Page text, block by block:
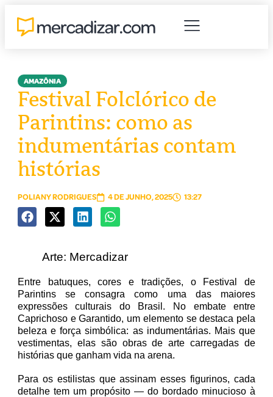
AMAZÔNIA
Festival Folclórico de
Parintins: como as
indumentárias contam
histórias
POLIANY RODRIGUES 4 DE JUNHO, 2025 13:27
Arte: Mercadizar
Entre batuques, cores e tradições, o Festival de
Parintins se consagra como uma das maiores
expressões culturais do Brasil. No embate entre
Caprichoso e Garantido, um elemento se destaca pela
beleza e força simbólica: as indumentárias. Mais que
vestimentas, elas são obras de arte carregadas de
histórias que ganham vida na arena.
Para os estilistas que assinam esses figurinos, cada
detalhe tem um propósito — do bordado minucioso à